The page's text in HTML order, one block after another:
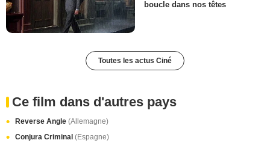
boucle dans nos têtes
Toutes les actus Ciné
Ce film dans d'autres pays
Reverse Angle (Allemagne)
Conjura Criminal (Espagne)